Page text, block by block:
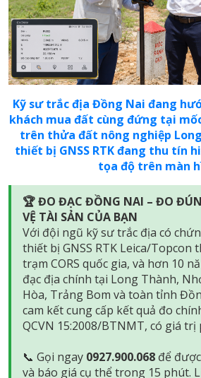
Kỹ sư trắc địa Đồng Nai đang
khách mua đất cùng đứng tại
trên thửa đất nông nghiệp
thiết bị GNSS RTK đang thu tín
tọa độ trên màn
🏆 ĐO ĐẠC ĐỒNG NAI – ĐO
VỆ TÀI SẢN CỦA BẠN
Với đội ngũ kỹ sư trắc địa có
thiết bị GNSS RTK Leica/Topcon
trạm CORS quốc gia, và hơn 10
đạc địa chính tại Long Thành,
Hòa, Trảng Bom và toàn tỉnh
cam kết cung cấp kết quả đo
QCVN 15:2008/BTNMT, có giá trị
📞 Gọi ngay 0927.900.068 để
và báo giá cụ thể trong 15 phút.